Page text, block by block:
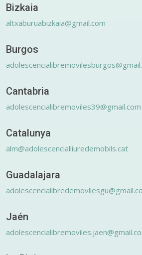
Bizkaia
altxaburuabizkaia@gmail.com
Burgos
Cantabria
adolescencialibremoviles39@gmail.com
Catalunya
alm@adolescencialliuredemobils.cat
Guadalajara
Jaén